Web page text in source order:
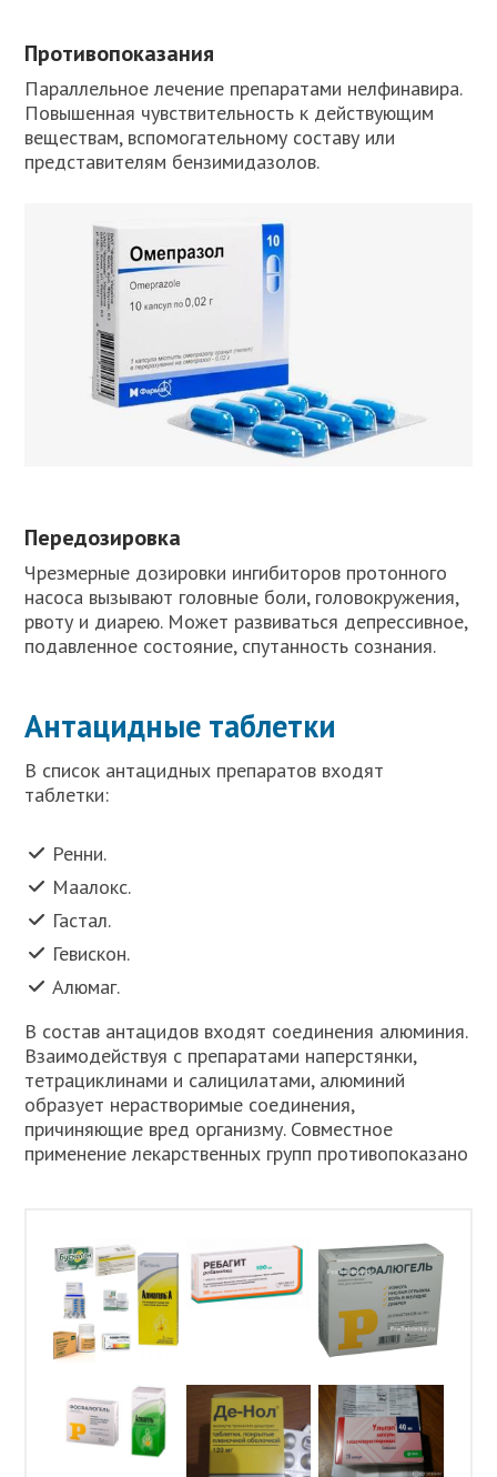
Противопоказания
Параллельное лечение препаратами нелфинавира.
Повышенная чувствительность к действующим
веществам, вспомогательному составу или
представителям бензимидазолов.
Передозировка
Чрезмерные дозировки ингибиторов протонного
насоса вызывают головные боли, головокружения,
рвоту и диарею. Может развиваться депрессивное,
подавленное состояние, спутанность сознания.
Антацидные таблетки
В список антацидных препаратов входят
таблетки:
Ренни.
Маалокс.
Гастал.
Гевискон.
Алюмаг.
В состав антацидов входят соединения алюминия.
Взаимодействуя с препаратами наперстянки,
тетрациклинами и салицилатами, алюминий
образует нерастворимые соединения,
причиняющие вред организму. Совместное
применение лекарственных групп противопоказано